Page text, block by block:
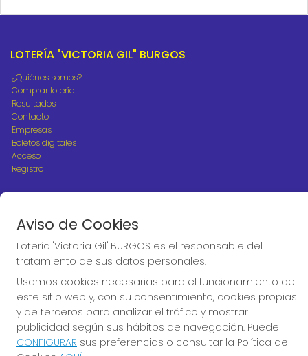
LOTERÍA "VICTORIA GIL" BURGOS
¿Quiénes somos?
Comprar lotería
Resultados
Contacto
Empresas
Boletos digitales
Acceso
Registro
CONTACTO
ADMINISTRACION DE LOTERIAS Nº10 BURGOS - Receptor
Oficial 18775
947487318
Clica aquí para contactar por WhatsApp
668647944
loteria@victoriagil.com
Aviso de Cookies
Lotería "Victoria Gil" BURGOS es el responsable del
tratamiento de sus datos personales.
Usamos cookies necesarias para el funcionamiento de
este sitio web y, con su consentimiento, cookies propias
y de terceros para analizar el tráfico y mostrar
publicidad según sus hábitos de navegación. Puede
CONFIGURAR sus preferencias o consultar la Política de